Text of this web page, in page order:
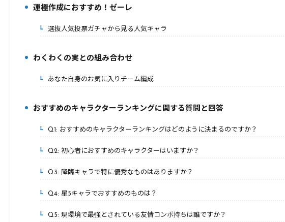
3.
運極作成におすすめ！ゼーレ
3-1.選抜人気投票ガチャから見る人気キャラ
わくわくの実との組み合わせ
4-1.あなた自身のお気に入りチーム編成
5.
おすすめのキャラクターランキングに関する質問と回答
5-1.Q1: おすすめのキャラクターランキングはどのように決まるのですか？
5-2.Q2: 初心者におすすめのキャラクターはいますか？
5-3.Q3: 降臨キャラで特に優秀なものはありますか？
5-4.Q4: 星5キャラでおすすめのものは？
5-5.Q5: 現環境で最強とされている友情コンボ持ちは誰ですか？